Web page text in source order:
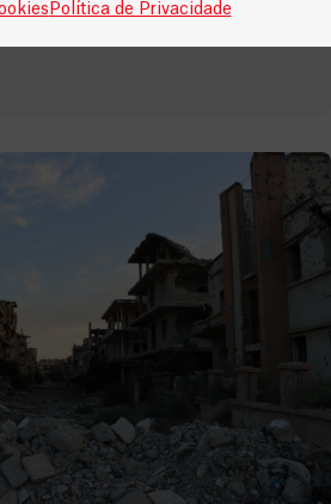
Política de Privacidade
2026